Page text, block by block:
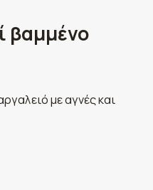
βαμμένο
με αγνές και